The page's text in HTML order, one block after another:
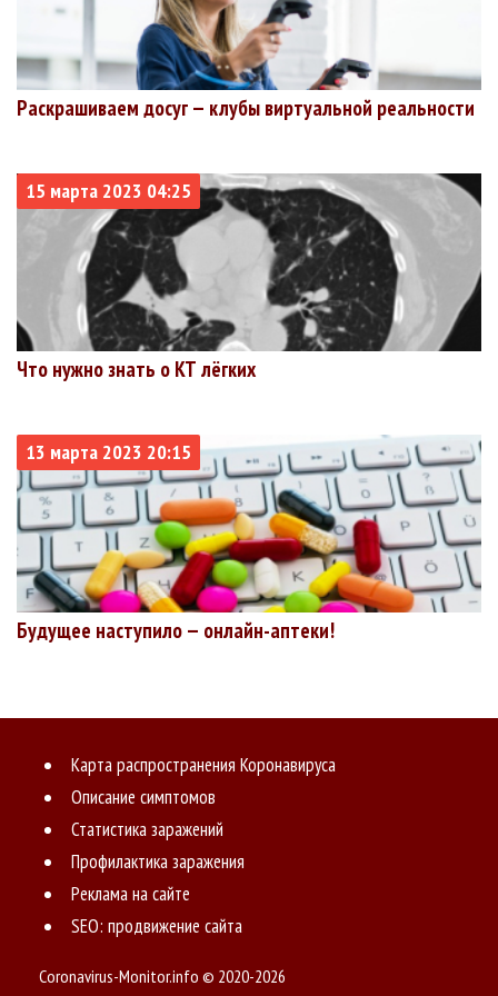
Раскрашиваем досуг — клубы виртуальной реальности
15 марта 2023 04:25
Что нужно знать о КТ лёгких
13 марта 2023 20:15
Будущее наступило — онлайн-аптеки!
Карта распространения Коронавируса
Описание симптомов
Статистика заражений
Профилактика заражения
Реклама на сайте
SEO: продвижение сайта
Coronavirus-Monitor.info © 2020-2026